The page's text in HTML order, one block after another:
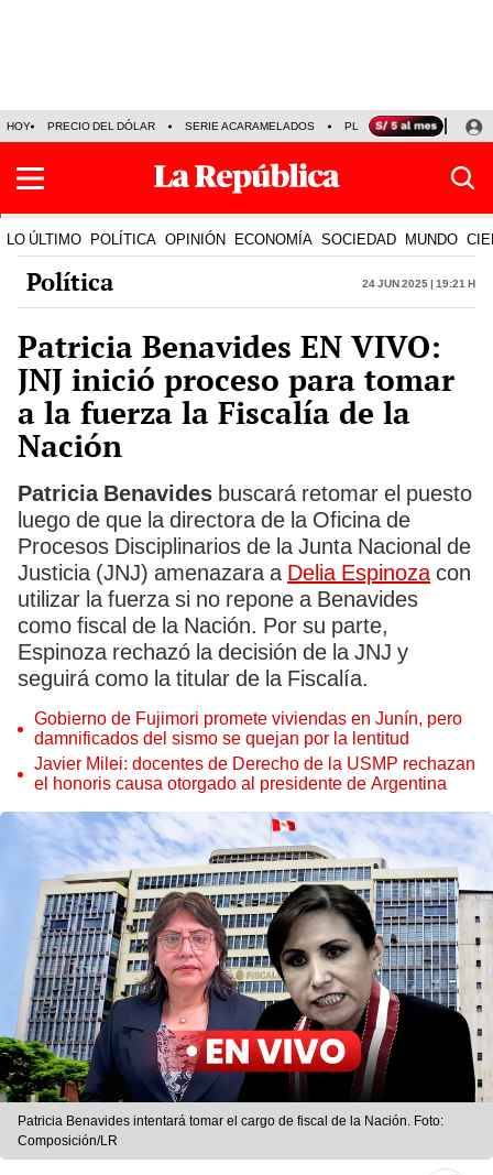
HOY PRECIO DEL DÓLAR SERIE ACARAMELADOS PLAZA VEA
LO ÚLTIMO POLÍTICA OPINIÓN ECONOMÍA SOCIEDAD MUNDO
Política 24 Jun 2025 | 19:21 h
Patricia Benavides EN VIVO:
JNJ inició proceso para tomar
a la fuerza la Fiscalía de la
Nación
Patricia Benavides buscará retomar el puesto
luego de que la directora de la Oficina de
Procesos Disciplinarios de la Junta Nacional de
Justicia (JNJ) amenazara a Delia Espinozacon
utilizar la fuerza si no repone a Benavides
como fiscal de la Nación. Por su parte,
Espinoza rechazó la decisión de la JNJ y
seguirá como la titular de la Fiscalía.
Gobierno de Fujimori promete viviendas en Junín, pero
damnificados del sismo se quejan por la lentitud
Javier Milei: docentes de Derecho de la USMP rechazan
el honoris causa otorgado al presidente de Argentina
Patricia Benavides intentará tomar el cargo de fiscal de la Nación. Foto:
Composición/LR